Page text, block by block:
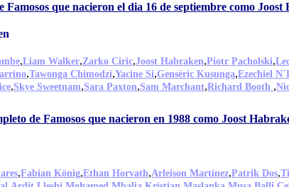
Famosos que nacieron el dia 16 de septiembre como Joost
,Liam Walker,Zarko Ciric,Joost Habraken,Piotr Pacholski,
,Tawonga Chimodzi,Yacine Si,Genséric Kusunga,Ezechiel
,Skye Sweetnam,Sara Paxton,Sam Marchant,Richard Booth ,
de Famosos que nacieron en 1988 como Joost
,Fabian König,Ethan Horvath,Arleison Martínez,Patrik Dos,